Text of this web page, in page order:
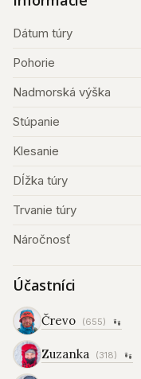
Dátum túry
Pohorie
Nadmorská výška
Stúpanie
Klesanie
Dĺžka túry
Trvanie túry
Náročnosť
Účastníci
Črevo (655)
Zuzanka (318)